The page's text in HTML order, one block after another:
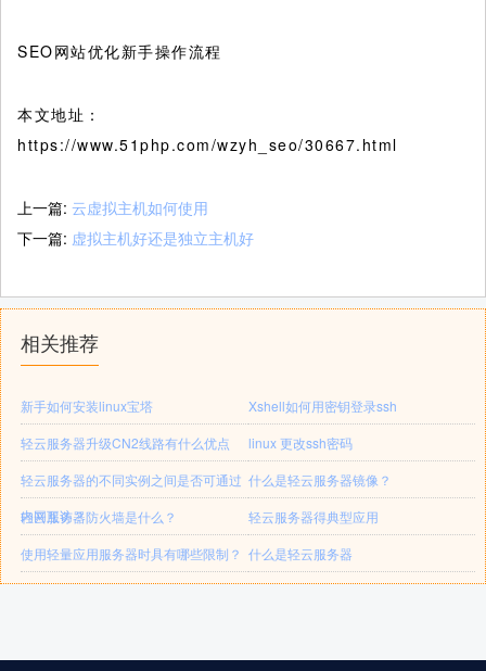
SEO网站优化新手操作流程
本文地址：
https://www.51php.com/wzyh_seo/30667.html
上一篇: 云虚拟主机如何使用
下一篇: 虚拟主机好还是独立主机好
相关推荐
新手如何安装linux宝塔
Xshell如何用密钥登录ssh
轻云服务器升级CN2线路有什么优点
linux 更改ssh密码
轻云服务器的不同实例之间是否可通过
内网互访？
什么是轻云服务器镜像？
轻云服务器防火墙是什么？
轻云服务器得典型应用
使用轻量应用服务器时具有哪些限制？ 什么是轻云服务器